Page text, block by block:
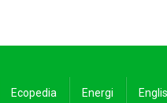
Ecopedia Energi